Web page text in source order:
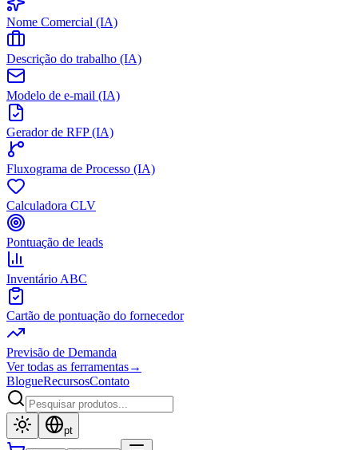
Nome Comercial (IA)
Descrição do trabalho (IA)
Modelo de e-mail (IA)
Gerador de RFP (IA)
Fluxograma de Processo (IA)
Calculadora CLV
Pontuação de leads
Inventário ABC
Cartão de pontuação do fornecedor
Previsão de Demanda
Ver todas as ferramentas→
BlogueRecursosContato
pt